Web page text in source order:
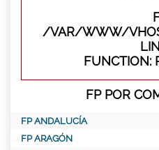
/VAR/WWW/
FUNCTION:
FP POR
FP ANDALUCÍA
FP ARAGÓN